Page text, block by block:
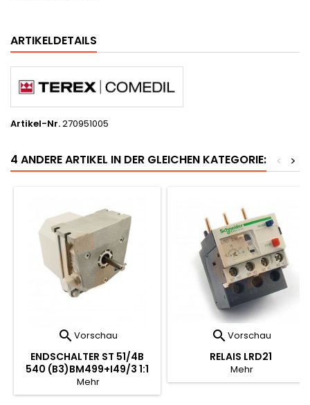
ARTIKELDETAILS
Artikel-Nr.270951005
4 ANDERE ARTIKEL IN DER GLEICHEN KATEGORIE: >
<
Vorschau
ENDSCHALTER ST 51/4B
540 (B3)BM499+I49/3 1:1
Mehr
Vorschau
RELAIS LRD21
Mehr